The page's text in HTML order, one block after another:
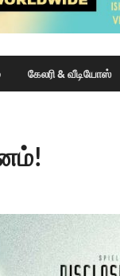
கேலரி & வீடியோஸ்